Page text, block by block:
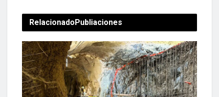
RelacionadoPubliaciones